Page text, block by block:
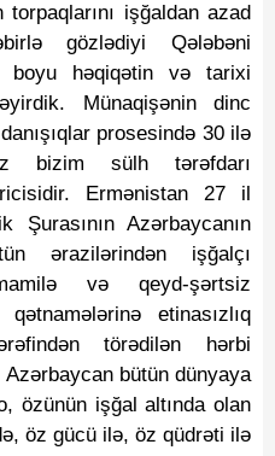
işğaldan azad
gözlədiyi Qələbəni
boyu həqiqətin və tarixi
Münaqişənin dinc
prosesində 30 ilə
bizim sülh tərəfdarı
Ermənistan 27 il
Şurasının Azərbaycanın
ərazilərindən işğalçı
və qeyd-şərtsiz
etinasızlıq
törədilən hərbi
bütün dünyaya
özünün işğal altında olan
öz gücü ilə, öz qüdrəti ilə